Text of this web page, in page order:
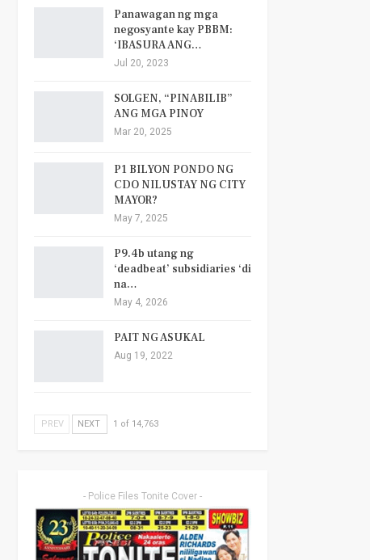
Panawagan ng mga
negosyante kay PBBM:
‘IBASURA ANG…
Jul 20, 2023
SOLGEN, “PINABILIB”
ANG MGA PINOY
Mar 20, 2025
P1 BILYON PONDO NG
CDO NILUSTAY NG CITY
MAYOR?
May 7, 2025
P9.4b utang ng
‘deadbeat’ subsidiaries ‘di
na…
May 4, 2026
PAIT NG ASUKAL
Aug 19, 2022
PREV NEXT 1 of 14,763
- Police Files Tonite Cover -